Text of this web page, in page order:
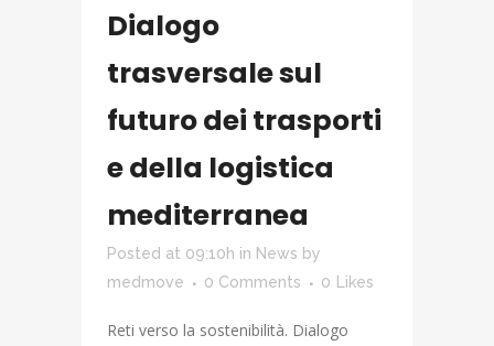
Dialogo
trasversale sul
futuro dei trasporti
e della logistica
mediterranea
Posted at 09:10h in News by
medmove
0 Comments 0 Likes
Reti verso la sostenibilità. Dialogo